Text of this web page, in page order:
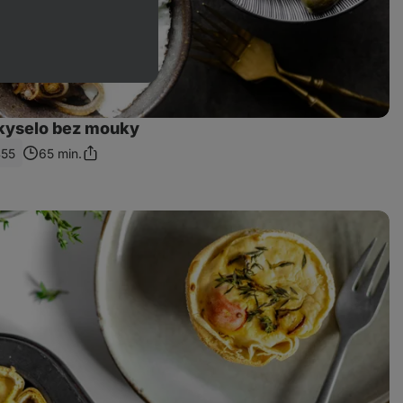
bez mouky
65 min.Sdílet